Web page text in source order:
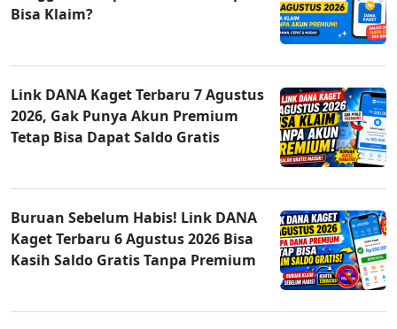
Bisa Klaim?
Link DANA Kaget Terbaru 7 Agustus
2026, Gak Punya Akun Premium
Tetap Bisa Dapat Saldo Gratis
Buruan Sebelum Habis! Link DANA
Kaget Terbaru 6 Agustus 2026 Bisa
Kasih Saldo Gratis Tanpa Premium